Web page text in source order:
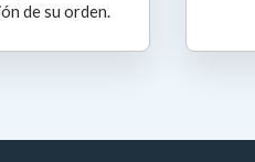
de su orden.